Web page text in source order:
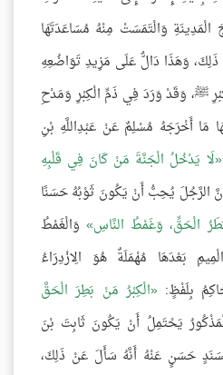
وَالْتَمَسَتْ مِنْهُ مُسَاعَدَتَهَا
وَهَذَا دَالٌّ عَلَى مَزِيدِ تَوَاضُعِهِ
ﷺ، وَقَدْ وَرَدَ فِي ذَمِّ الْكِبْرِ وَمَدْحِ
مَا أَخْرَجَهُ مُسْلِمٌ عَنْ عَبْدِاللَّهِ بْنِ
لَا يَدْخُلُ الْجَنَّةَ مَنْ كَانَ فِي قَلْبِهِ
الرَّجُلَ يُحِبُّ أَنْ يَكُونَ ثَوْبُهُ حَسَنًا
الْحَقِّ، وَغَمْطُ النَّاسِ وَالْغَمْطُ
بَعْدَهَا مُهْمَلَةٌ هُوَ الِازْدِرَاءُ
بِلَفْظٍ: الْكِبْرُ مَنْ بَطِرَ الْحَقَّ
يَحْتَمِلُ أَنْ يَكُونَ ثَابِتَ بْنَ
حَسَنٍ عَنْهُ أَنَّهُ سَأَلَ عَنْ ذَلِكَ،